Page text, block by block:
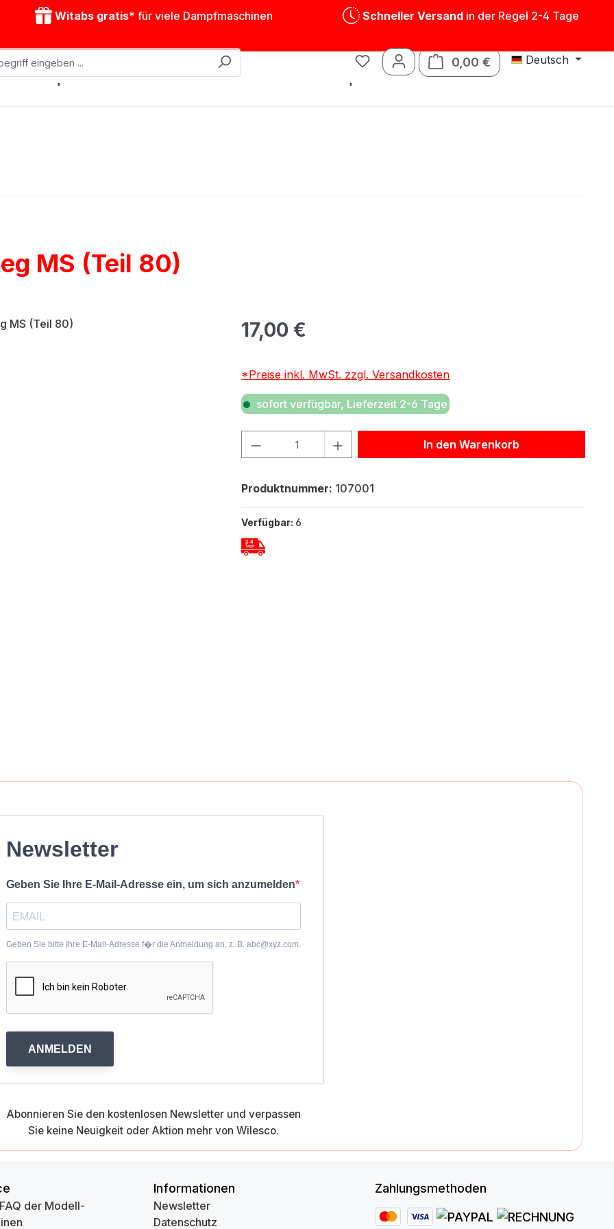
Witabs gratis* für viele Dampfmaschinen Schneller Versandin der Regel 2-4 Tage
0,00 € Warenkorb enthält 0
Deutsch
Dampfmaschinen Zubehör Antriebsmodelle Blechspielwaren Ersatzteile
MS (Teil 80)
Regulärer Preis:
17,00 €
*Preise inkl. MwSt. zzgl. Versandkosten
sofort verfügbar, Lieferzeit 2-6 Tage
Produkt Anzahl: Gib den gewünschten Wert ein oder benutze die
In den Warenkorb
Produktnummer: 107001
Verfügbar: 6
Newsletter
Geben Sie Ihre E-Mail-Adresse ein, um sich anzumelden
Geben Sie bitte Ihre E-Mail-Adresse f�r die Anmeldung an, z. B. abc@xyz.com.
ANMELDEN
Abonnieren Sie den kostenlosen Newsletter und verpassen
Sie keine Neuigkeit oder Aktion mehr von Wilesco.
der Modell-
Informationen
Newsletter
Datenschutz
Zahlungsmethoden